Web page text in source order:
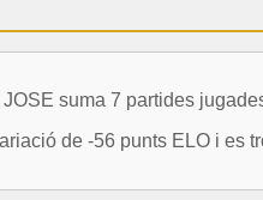
suma 7 partides
de -56 punts ELO i es